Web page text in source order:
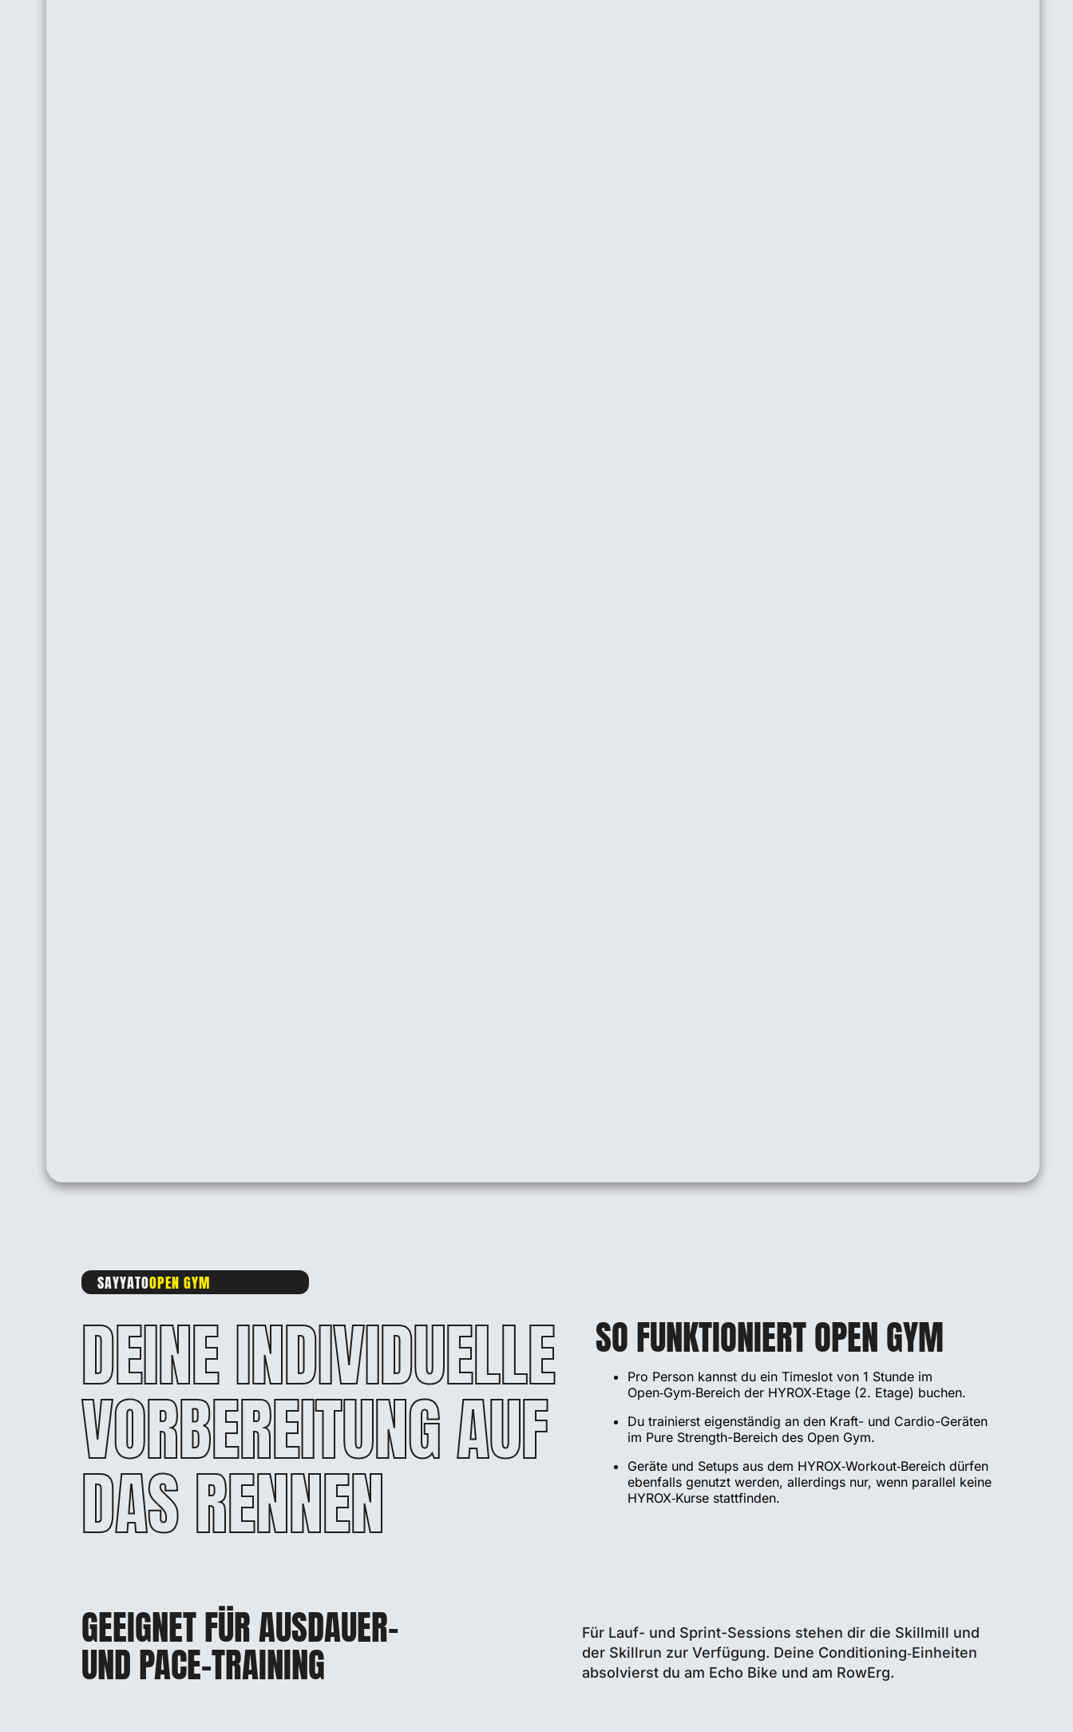
SAYYATOOPEN GYM
DEINE INDIVIDUELLE
VORBEREITUNG AUF
DAS RENNEN
SO FUNKTIONIERT OPEN GYM
Pro Person kannst du ein Timeslot von 1 Stunde im
Open‑Gym‑Bereich der HYROX‑Etage (2. Etage) buchen.
Du trainierst eigenständig an den Kraft- und Cardio-Geräten
im Pure Strength-Bereich des Open Gym.
Geräte und Setups aus dem HYROX‑Workout‑Bereich dürfen
ebenfalls genutzt werden, allerdings nur, wenn parallel keine
HYROX‑Kurse stattfinden.
GEEIGNET FÜR AUSDAUER-
UND PACE-TRAINING
Für Lauf- und Sprint-Sessions stehen dir die Skillmill und
der Skillrun zur Verfügung. Deine Conditioning‑Einheiten
absolvierst du am Echo Bike und am RowErg.